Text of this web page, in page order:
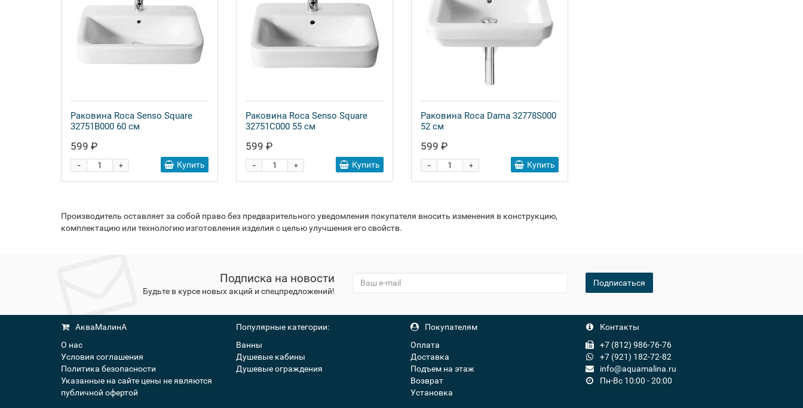
Раковина Roca Senso Square
32751B000 60 см
599 ₽
+
- Купить
Раковина Roca Senso Square
32751C000 55 см
599 ₽
+
- Купить
Раковина Roca Dama 32778S000
52 см
599 ₽
+
- Купить
Производитель оставляет за собой право без предварительного уведомления покупателя вносить изменения в конструкцию,
комплектацию или технологию изготовления изделия с целью улучшения его свойств.
Подписка на новости
Будьте в курсе новых акций и спецпредложений!
Подписаться
АкваМалинА
О нас
Условия соглашения
Политика безопасности
Указанные на сайте цены не являются
публичной офертой
Популярные категории:
Ванны
Душевые кабины
Душевые ограждения
Покупателям
Оплата
Доставка
Подъем на этаж
Возврат
Установка
Контакты
+7 (812) 986-76-76
+7 (921) 182-72-82
info@aquamalina.ru
Пн-Вс 10:00 - 20:00